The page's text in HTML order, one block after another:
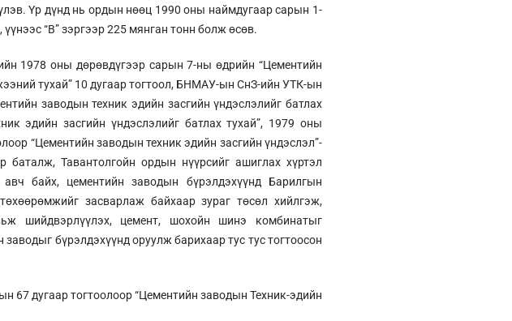
Үр дүнд нь ордын нөөц 1990 оны наймдугаар сарын 1-
“В” зэргээр 225 мянган тонн болж өсөв.
1978 оны дөрөвдүгээр сарын 7-ны өдрийн “Цементийн
тухай” 10 дугаар тогтоол, БНМАУ-ын СнЗ-ийн УТК-ын
заводын техник эдийн засгийн үндэслэлийг батлах
эдийн засгийн үндэслэлийг батлах тухай”, 1979 оны
“Цементийн заводын техник эдийн засгийн үндэслэл”-
баталж, Тавантолгойн ордын нүүрсийг ашиглах хүртэл
байх, цементийн заводын бүрэлдэхүүнд Барилгын
засварлаж байхаар зураг төсөл хийлгэж,
шийдвэрлүүлэх, цемент, шохойн шинэ комбинатыг
бүрэлдэхүүнд оруулж барихаар тус тус тогтоосон
67 дугаар тогтоолоор “Цементийн заводын Техник-эдийн